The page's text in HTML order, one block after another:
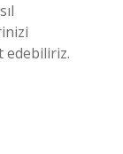
edebiliriz.